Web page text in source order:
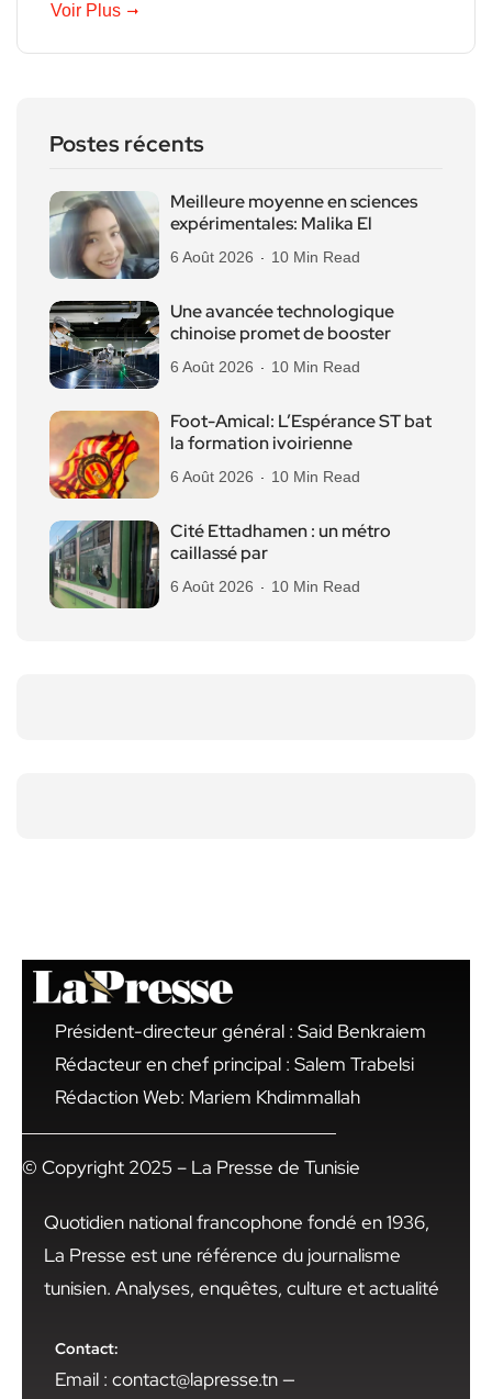
Voir Plus
Postes récents
Meilleure moyenne en sciences
expérimentales: Malika El
6 Août 2026 10 Min Read
Une avancée technologique
chinoise promet de booster
6 Août 2026 10 Min Read
Foot-Amical: L’Espérance ST bat
la formation ivoirienne
6 Août 2026 10 Min Read
Cité Ettadhamen : un métro
caillassé par
6 Août 2026 10 Min Read
Président-directeur général : Said Benkraiem
Rédacteur en chef principal : Salem Trabelsi
Rédaction Web: Mariem Khdimmallah
© Copyright 2025 – La Presse de Tunisie
Quotidien national francophone fondé en 1936,
La Presse est une référence du journalisme
tunisien. Analyses, enquêtes, culture et actualité
Contact:
Email : contact@lapresse.tn —